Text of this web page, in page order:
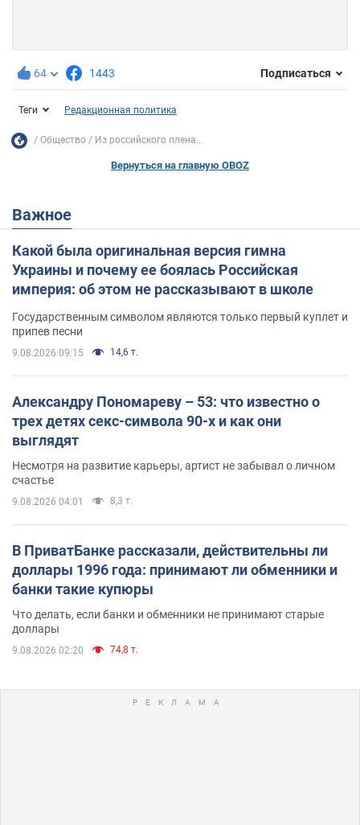
64 1443 Подписаться
Теги Редакционная политика
Общество Из российского плена...
Вернуться на главную OBOZ
Важное
Какой была оригинальная версия гимна
Украины и почему ее боялась Российская
империя: об этом не рассказывают в школе
Государственным символом являются только первый куплет и
припев песни
9.08.2026 09:15 14,6 т.
Александру Пономареву – 53: что известно о
трех детях секс-символа 90-х и как они
выглядят
Несмотря на развитие карьеры, артист не забывал о личном
счастье
9.08.2026 04:01 8,3 т.
В ПриватБанке рассказали, действительны ли
доллары 1996 года: принимают ли обменники и
банки такие купюры
Что делать, если банки и обменники не принимают старые
доллары
9.08.2026 02:20 74,8 т.